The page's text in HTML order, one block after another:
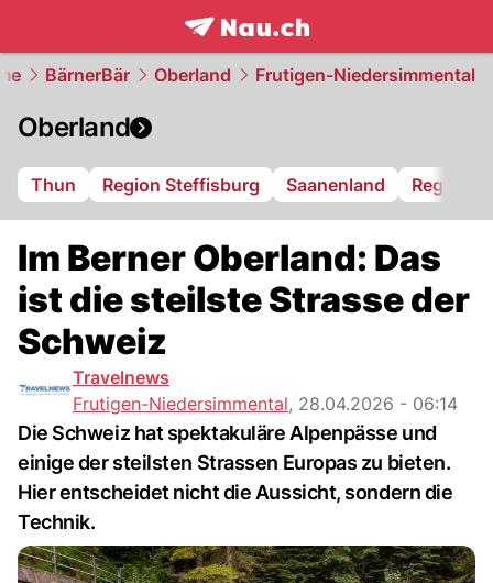
frontpage.NAU.ch
BärnerBär Oberland Frutigen-Niedersimmental
Oberland
Thun Region Steffisburg Saanenland Region
Im Berner Oberland: Das
ist die steilste Strasse der
Schweiz
Travelnews
Frutigen-Niedersimmental, 28.04.2026 - 06:14
Die Schweiz hat spektakuläre Alpenpässe und
einige der steilsten Strassen Europas zu bieten.
Hier entscheidet nicht die Aussicht, sondern die
Technik.